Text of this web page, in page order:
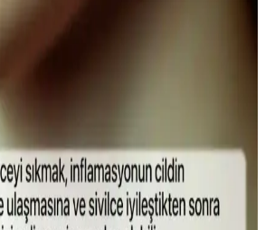
Sprey: Gün Boyu Tazelik
Sağlayan Hafif Formül
hafif yapısı ve yüksek
gün boyunca taze ve doğal kalmasını
Doğal ve Medikal